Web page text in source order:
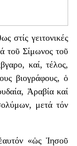
στίς γειτονικές
τοῦ Σίμωνος τοῦ
καί, τέλος,
βιογράφους, ὁ
Ἀραβία καί
μετά τόν
«ὡς Ἰησοῦ